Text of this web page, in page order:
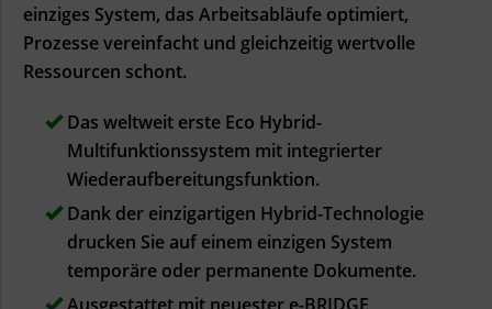
einziges System, das Arbeitsabläufe optimiert,
Prozesse vereinfacht und gleichzeitig wertvolle
Ressourcen schont.
Das weltweit erste Eco Hybrid-
Multifunktionssystem mit integrierter
Wiederaufbereitungsfunktion.
Dank der einzigartigen Hybrid-Technologie
drucken Sie auf einem einzigen System
temporäre oder permanente Dokumente.
Ausgestattet mit neuester e-BRIDGE